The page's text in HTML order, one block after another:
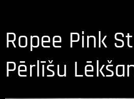
Ropee Pink
Pērlīšu